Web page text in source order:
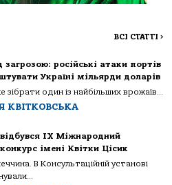
ВСІ СТАТТІ >
російські атаки портів
Україні мільярди доларів
зібрати один із найбільших врожаїв...
КВІТКОВСЬКА
IX Міжнародний
імені Квітки Цісик
В Консультаційній установі